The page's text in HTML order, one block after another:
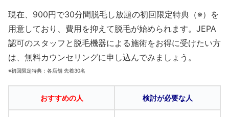
現在、900円で30分間脱毛し放題の初回限定特典（※）を
用意しており、費用を抑えて脱毛が始められます。 JEPA
認可のスタッフと脱毛機器による施術をお得に受けたい方
は、無料カウンセリングに申し込んでみましょう。
※初回限定特典：各店舗 先着30名
おすすめの人 検討が必要な人